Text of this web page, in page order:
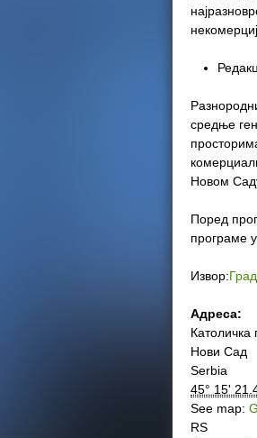
средње
Новом
Поред
програме
Извор:
Адреса:
Католичка
Нови Сад
Serbia
45° 15'
See map:
RS